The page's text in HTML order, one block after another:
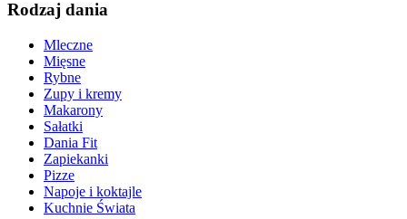
Rodzaj dania
Mleczne
Mięsne
Rybne
Zupy i kremy
Makarony
Sałatki
Dania Fit
Zapiekanki
Pizze
Napoje i koktajle
Kuchnie Świata